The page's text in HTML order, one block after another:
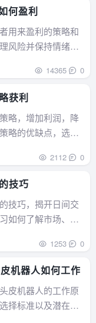
何盈利
用来盈利的策略和
风险并保持情绪稳
14365 0
获利
略，增加利润，降
略的优缺点，选择
2112 0
技巧
技巧，揭开日间交
如何了解市场、制
1253 0
机器人如何工作
皮机器人的工作原
择标准以及潜在风